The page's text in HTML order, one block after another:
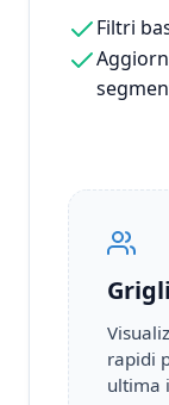
Filtri
rapidi
ultima